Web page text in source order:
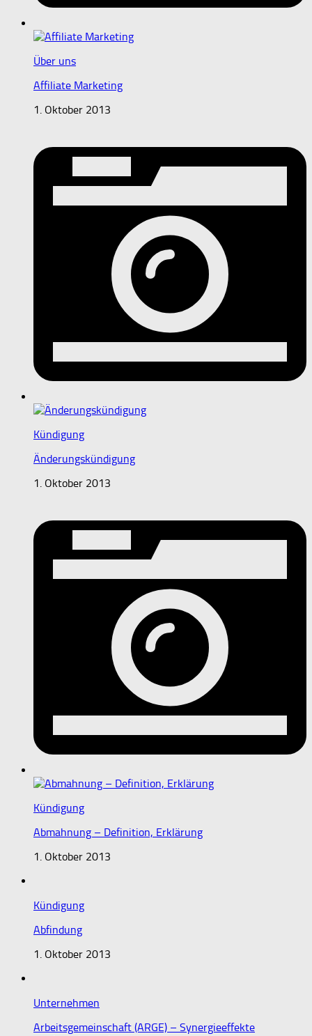
Über uns
Affiliate Marketing
1. Oktober 2013
Kündigung
Änderungskündigung
1. Oktober 2013
Kündigung
Abmahnung – Definition, Erklärung
1. Oktober 2013
Kündigung
Abfindung
1. Oktober 2013
Unternehmen
Arbeitsgemeinschaft (ARGE) – Synergieeffekte